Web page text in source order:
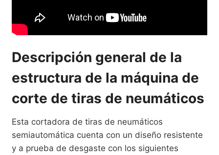
Descripción general de la
estructura de la máquina de
corte de tiras de neumáticos
Esta cortadora de tiras de neumáticos
semiautomática cuenta con un diseño resistente
y a prueba de desgaste con los siguientes